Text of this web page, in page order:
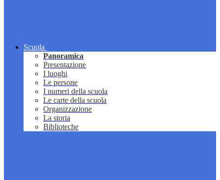
Scuola
Panoramica
Presentazione
I luoghi
Le persone
I numeri della scuola
Le carte della scuola
Organizzazione
La storia
Biblioteche